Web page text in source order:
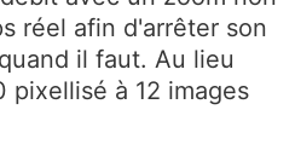
réel afin d'arrêter son
il faut. Au lieu
à 12 images